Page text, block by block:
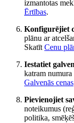
izmantotas
Ērtības.
Konfigurējiet
plānu ar
Skatīt Cenu
Iestatiet
katram
Galvenās cenas
Pievienojiet
noteikumus
politika,